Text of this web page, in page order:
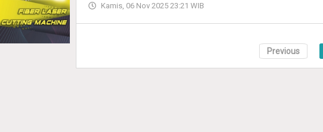
Kamis, 06 Nov 2025 23:21 WIB
Previous